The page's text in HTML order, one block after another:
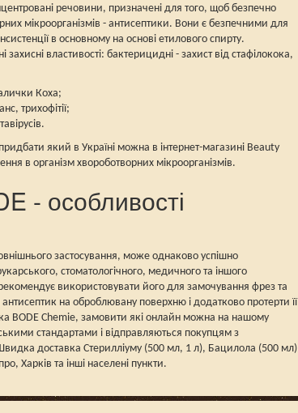
речовини, призначені для того, щоб безпечно
мікроорганізмів - антисептики. Вони є безпечними для
в основному на основі етилового спирту.
властивості: бактерицидні - захист від стафілокока,
Коха;
трихофітії;
який в Україні можна в інтернет-магазині Beauty
в організм хвороботворних мікроорганізмів.
- особливості
застосування, може однаково успішно
стоматологічного, медичного та іншого
використовувати його для замочування фрез та
на оброблювану поверхню і додатково протерти її
BODE Chemie, замовити які онлайн можна на нашому
стандартами і відправляються покупцям з
доставка Стерилліуму (500 мл, 1 л), Бацилола (500 мл)
Харків та інші населені пункти.